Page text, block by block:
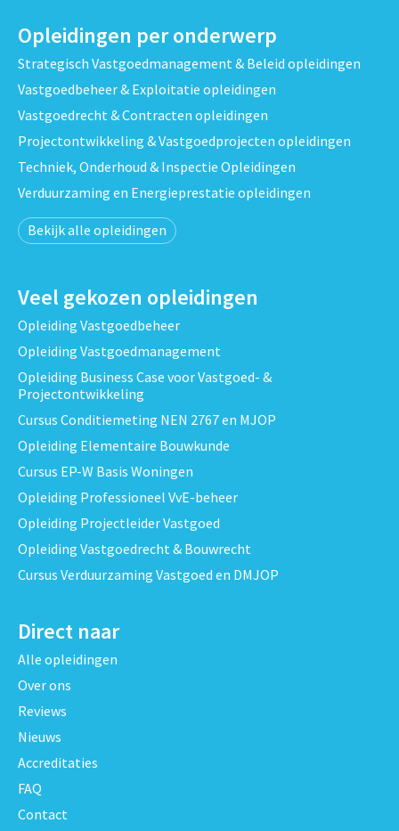
Opleidingen per onderwerp
Strategisch Vastgoedmanagement & Beleid opleidingen
Vastgoedbeheer & Exploitatie opleidingen
Vastgoedrecht & Contracten opleidingen
Projectontwikkeling & Vastgoedprojecten opleidingen
Techniek, Onderhoud & Inspectie Opleidingen
Verduurzaming en Energieprestatie opleidingen
Bekijk alle opleidingen
Veel gekozen opleidingen
Opleiding Vastgoedbeheer
Opleiding Vastgoedmanagement
Opleiding Business Case voor Vastgoed- &
Projectontwikkeling
Cursus Conditiemeting NEN 2767 en MJOP
Opleiding Elementaire Bouwkunde
Cursus EP-W Basis Woningen
Opleiding Professioneel VvE-beheer
Opleiding Projectleider Vastgoed
Opleiding Vastgoedrecht & Bouwrecht
Cursus Verduurzaming Vastgoed en DMJOP
Direct naar
Alle opleidingen
Over ons
Reviews
Nieuws
Accreditaties
FAQ
Contact